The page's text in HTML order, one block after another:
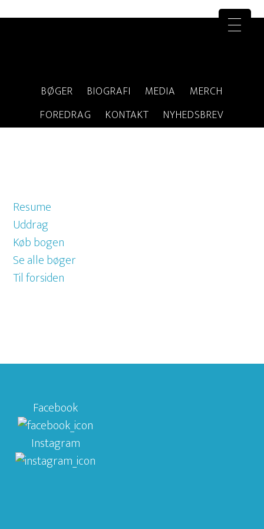
BØGER BIOGRAFI MEDIA
MERCH
FOREDRAG
KONTAKT NYHEDSBREV
Resume
Uddrag
Køb bogen
Se alle bøger
Til forsiden
Facebook
Instagram